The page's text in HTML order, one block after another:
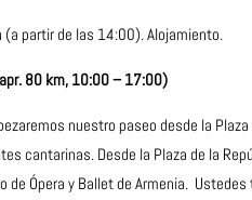
(a partir de las 14:00). Alojamiento.
80 km, 10:00 – 17:00)
nuestro paseo desde la
cantarinas. Desde la Plaza de la
Ópera y Ballet de Armenia.